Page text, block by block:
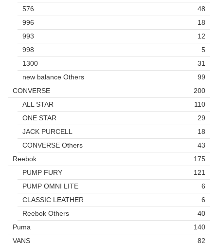
576
48
996
18
993
12
998
5
1300
31
new balance Others
99
CONVERSE
200
ALL STAR
110
ONE STAR
29
JACK PURCELL
18
CONVERSE Others
43
Reebok
175
PUMP FURY
121
PUMP OMNI LITE
6
CLASSIC LEATHER
6
Reebok Others
40
Puma
140
VANS
82